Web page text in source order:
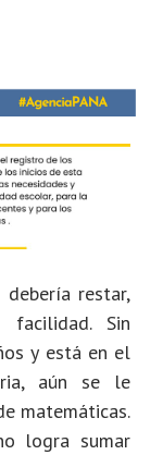
restar,
Sin
y está en el
aún se le
matemáticas.
logra sumar